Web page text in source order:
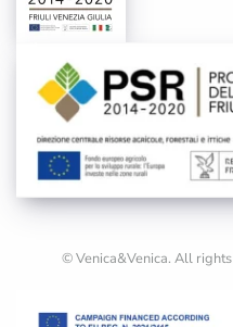
© Venica&Venica. All